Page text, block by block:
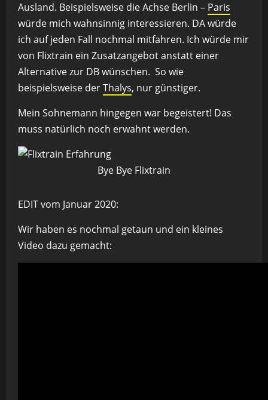
Ausland. Beispielsweise die Achse Berlin – Paris
würde mich wahnsinnig interessieren. DA würde
ich auf jeden Fall nochmal mitfahren. Ich würde mir
von Flixtrain ein Zusatzangebot anstatt einer
Alternative zur DB wünschen. So wie
beispielsweise derThalys, nur günstiger.
Mein Sohnemann hingegen war begeistert! Das
muss natürlich noch erwahnt werden.
Bye Bye Flixtrain
EDIT vom Januar 2020:
Wir haben es nochmal getaun und ein kleines
Video dazu gemacht: